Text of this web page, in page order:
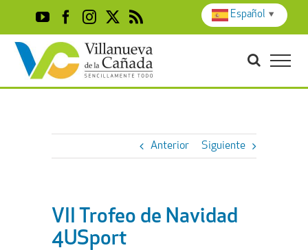
content
YouTubeFacebook
Instagram
X Rss
Anterior Siguiente
VII Trofeo de Navidad
4USport
Español ▼